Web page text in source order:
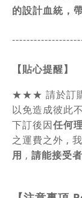
的設計血統，
【貼心提醒】
★★★ 請於訂
以免造成彼此
下訂後因任何
之運費之外 ,
用 , 請能接受